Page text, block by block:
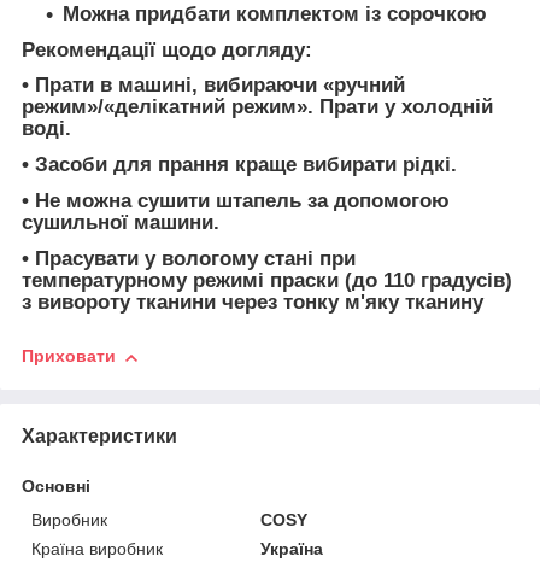
Можна придбати комплектом із сорочкою
Рекомендації щодо догляду:
• Прати в машині, вибираючи «ручний
режим»/«делікатний режим». Прати у холодній
воді.
• Засоби для прання краще вибирати рідкі.
• Не можна сушити штапель за допомогою
сушильної машини.
• Прасувати у вологому стані при
температурному режимі праски (до 110 градусів)
з вивороту тканини через тонку м'яку тканину
Приховати
Характеристики
Основні
Виробник
COSY
Країна виробник
Україна